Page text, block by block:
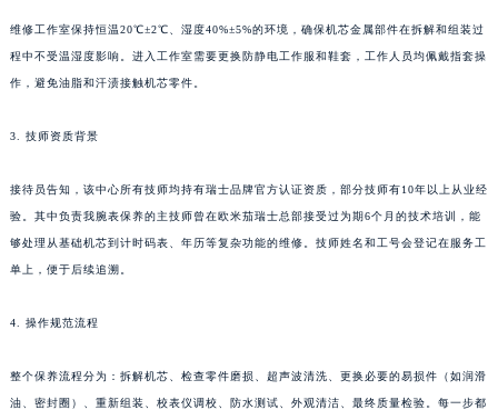
维修工作室保持恒温20℃±2℃、湿度40%±5%的环境，确保机芯金属部件在拆解和组装过
程中不受温湿度影响。进入工作室需要更换防静电工作服和鞋套，工作人员均佩戴指套操
作，避免油脂和汗渍接触机芯零件。
3. 技师资质背景
接待员告知，该中心所有技师均持有瑞士品牌官方认证资质，部分技师有10年以上从业经
验。其中负责我腕表保养的主技师曾在欧米茄瑞士总部接受过为期6个月的技术培训，能
够处理从基础机芯到计时码表、年历等复杂功能的维修。技师姓名和工号会登记在服务工
单上，便于后续追溯。
4. 操作规范流程
整个保养流程分为：拆解机芯、检查零件磨损、超声波清洗、更换必要的易损件（如润滑
油、密封圈）、重新组装、校表仪调校、防水测试、外观清洁、最终质量检验。每一步都